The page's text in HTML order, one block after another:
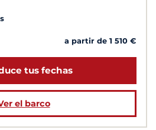
a partir de 1 510 €
tus fechas
el barco